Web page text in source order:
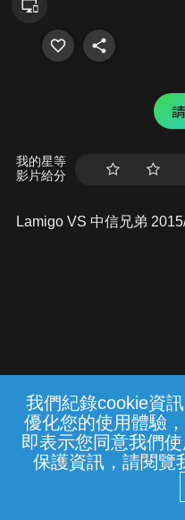
我們紀錄cookie資
優化您的使用體驗
即表示您同意我們
保護資訊，請閱覽
我的星等
影片給分
Lamigo VS 中信兄弟
常見問題 線上客服
中華電信股份有
(統一編號：